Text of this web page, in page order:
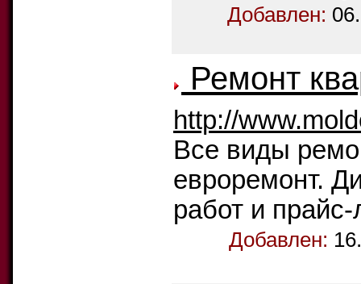
Добавлен:
Ремонт
http://
Все виды
евроремонт.
работ и прайс-
Добавлен: